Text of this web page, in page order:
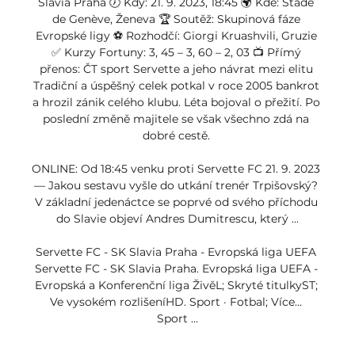
de Genève, Ženeva 🏆 Soutěž: Skupinová fáze
Evropské ligy ⚽ Rozhodčí: Giorgi Kruashvili, Gruzie
✅ Kurzy Fortuny: 3, 45 – 3, 60 – 2, 03 📺 Přímý
přenos: ČT sport Servette a jeho návrat mezi elitu
Tradiční a úspěšný celek potkal v roce 2005 bankrot
a hrozil zánik celého klubu. Léta bojoval o přežití. Po
poslední změně majitele se však všechno zdá na
dobré cestě.
ONLINE: Od 18:45 venku proti Servette FC 21. 9. 2023
— Jakou sestavu vyšle do utkání trenér Trpišovský?
V základní jedenáctce se poprvé od svého příchodu
do Slavie objeví Andres Dumitrescu, který ...
Servette FC - SK Slavia Praha - Evropská liga UEFA
Servette FC - SK Slavia Praha. Evropská liga UEFA -
Evropská a Konferenční liga ŽivěL; Skryté titulkyST;
Ve vysokém rozlišeníHD. Sport · Fotbal; Více…
Sport ...